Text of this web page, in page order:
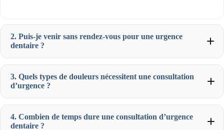
2. Puis-je venir sans rendez-vous pour une urgence
dentaire ?
3. Quels types de douleurs nécessitent une consultation
d’urgence ?
4. Combien de temps dure une consultation d’urgence
dentaire ?